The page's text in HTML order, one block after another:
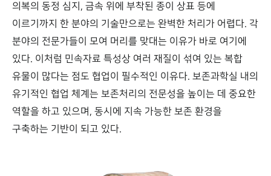
의복의 동정 심지, 금속 위에 부착된 종이 상표 등에
이르기까지 한 분야의 기술만으로는 완벽한 처리가 어렵다. 각
분야의 전문가들이 모여 머리를 맞대는 이유가 바로 여기에
있다. 이처럼 민속자료 특성상 여러 재질이 섞여 있는 복합
유물이 많다는 점도 협업이 필수적인 이유다. 보존과학실 내의
유기적인 협업 체계는 보존처리의 전문성을 높이는 데 중요한
역할을 하고 있으며, 동시에 지속 가능한 보존 환경을
구축하는 기반이 되고 있다.